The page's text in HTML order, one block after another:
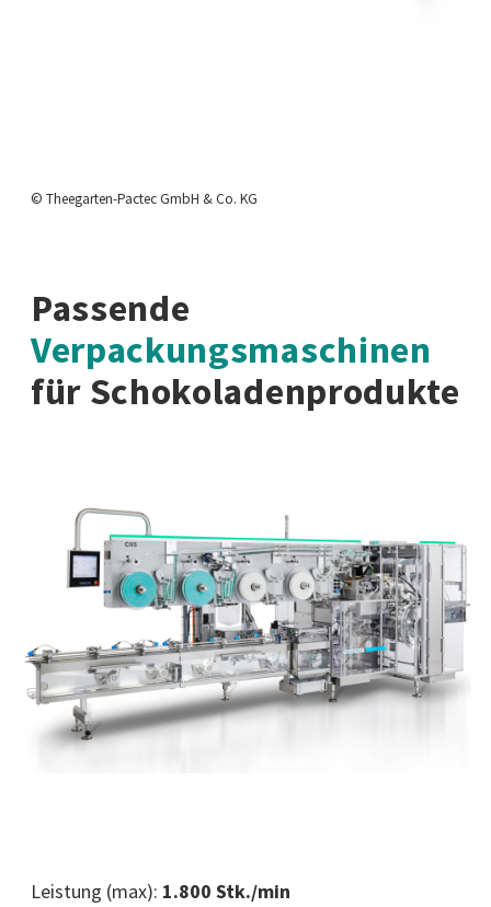
© Theegarten-Pactec GmbH & Co. KG
Passende
Verpackungsmaschinen
für Schokoladenprodukte
Leistung (max): 1.800 Stk./min